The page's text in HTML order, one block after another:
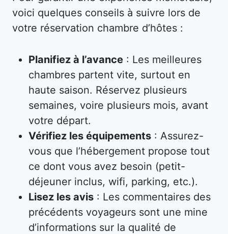
voici quelques conseils à suivre lors de
votre réservation chambre d’hôtes :
Planifiez à l’avance : Les meilleures
chambres partent vite, surtout en
haute saison. Réservez plusieurs
semaines, voire plusieurs mois, avant
votre départ.
Vérifiez les équipements : Assurez-
vous que l’hébergement propose tout
ce dont vous avez besoin (petit-
déjeuner inclus, wifi, parking, etc.).
Lisez les avis : Les commentaires des
précédents voyageurs sont une mine
d’informations sur la qualité de